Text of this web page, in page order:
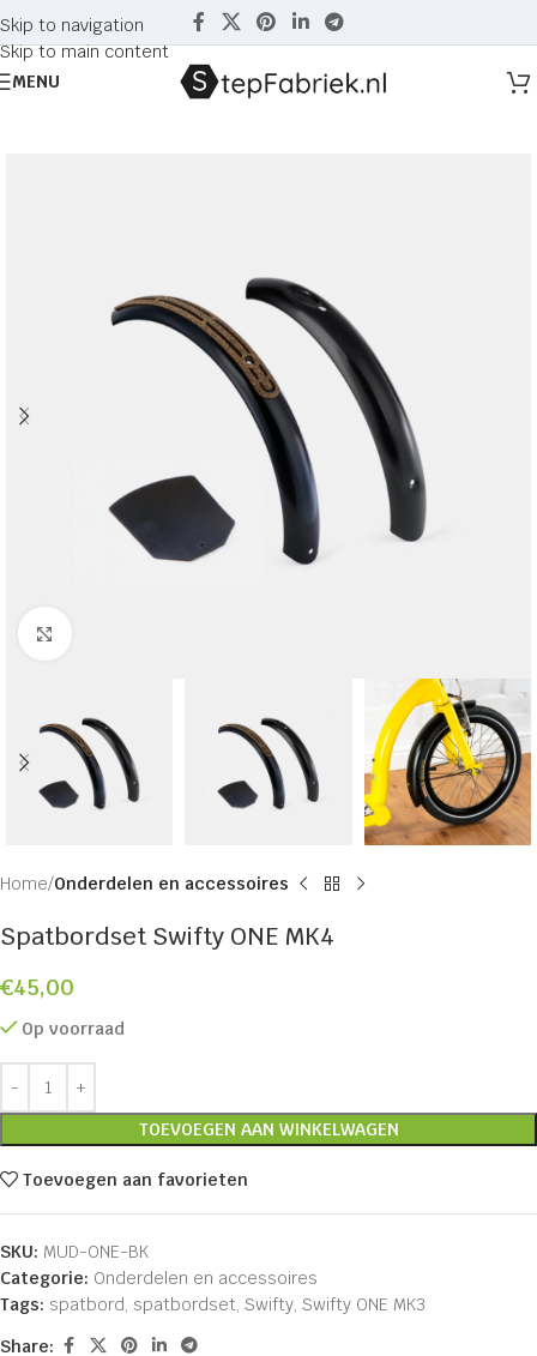
Skip to navigation
Skip to main content
MENU
Home Onderdelen en accessoires
Spatbordset Swifty ONE MK4
€45,00
Op voorraad
TOEVOEGEN AAN WINKELWAGEN
Toevoegen aan favorieten
SKU: MUD-ONE-BK
Categorie: Onderdelen en accessoires
Tags: spatbord, spatbordset, Swifty, Swifty ONE MK3
Share: